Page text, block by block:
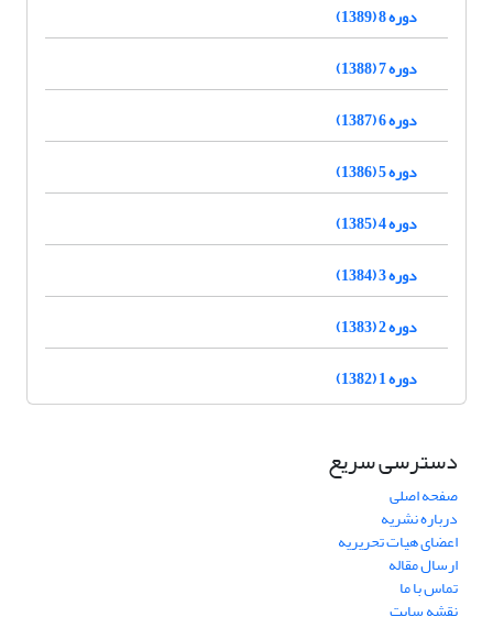
دوره 8 (1389)
دوره 7 (1388)
دوره 6 (1387)
دوره 5 (1386)
دوره 4 (1385)
دوره 3 (1384)
دوره 2 (1383)
دوره 1 (1382)
دسترسی سریع
صفحه اصلی
درباره نشریه
اعضای هیات تحریریه
ارسال مقاله
تماس با ما
نقشه سایت